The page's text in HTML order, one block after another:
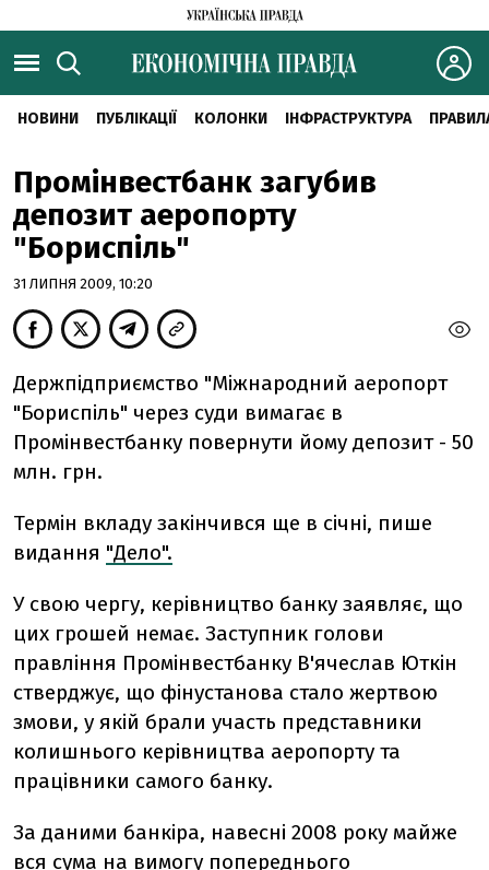
НОВИНИ ПУБЛІКАЦІЇ КОЛОНКИ ІНФРАСТРУКТУРА
Промінвестбанк загубив
депозит аеропорту
"Бориспіль"
31 ЛИПНЯ 2009, 10:20
Держпідприємство "Міжнародний аеропорт
"Бориспіль" через суди вимагає в
Промінвестбанку повернути йому депозит - 50
млн. грн.
Термін вкладу закінчився ще в січні, пише
видання "Дело".
У свою чергу, керівництво банку заявляє, що
цих грошей немає. Заступник голови
правління Промінвестбанку В'ячеслав Юткін
стверджує, що фінустанова стало жертвою
змови, у якій брали участь представники
колишнього керівництва аеропорту та
працівники самого банку.
За даними банкіра, навесні 2008 року майже
вся сума на вимогу попереднього